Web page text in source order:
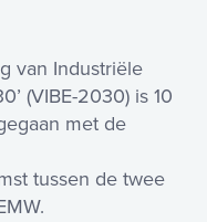
van Industriële
(VIBE-2030) is 10
met de
tussen de twee